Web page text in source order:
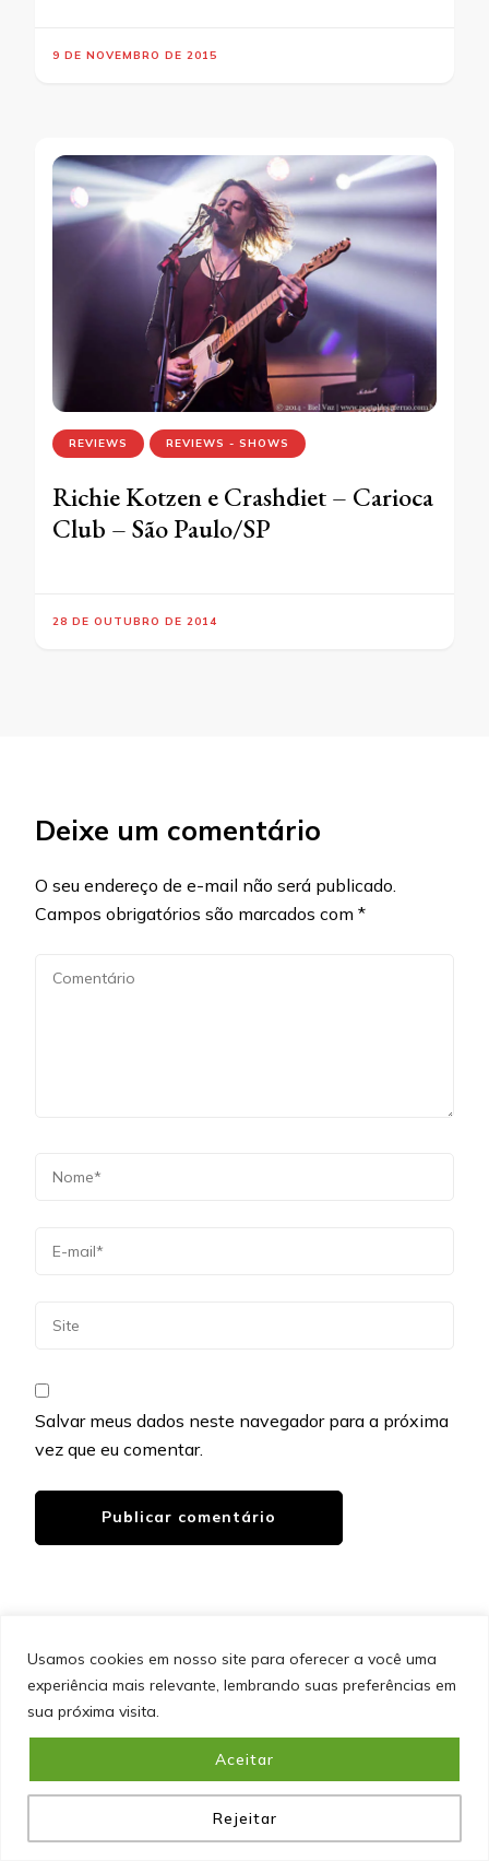
Usamos cookies em nosso site para oferecer a você uma
experiência mais relevante, lembrando suas preferências em
sua próxima visita.
Rejeitar
Aceitar
9 DE NOVEMBRO DE 2015
REVIEWS REVIEWS - SHOWS
Richie Kotzen e Crashdiet – Carioca
Club – São Paulo/SP
28 DE OUTUBRO DE 2014
Deixe um comentário
O seu endereço de e-mail não será publicado.
Campos obrigatórios são marcados com *
Salvar meus dados neste navegador para a próxima
vez que eu comentar.
&cópia; Direitos Autorais 2026Portal do Inferno
direitos reservados.Blossom PinIt | Desenvolvido por
Blossom Themes. Desenvolvido porWordPress.Política
de Privacidade
SITEMAP POLÍTICA DE PRIVACIDADE
EQUIPE